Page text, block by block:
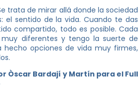
trata de mirar allá donde la sociedad
el sentido de la vida. Cuando te das
compartido, todo es posible. Cada
diferentes y tengo la suerte de
opciones de vida muy firmes,
Òscar Bardají y Martín para el Full